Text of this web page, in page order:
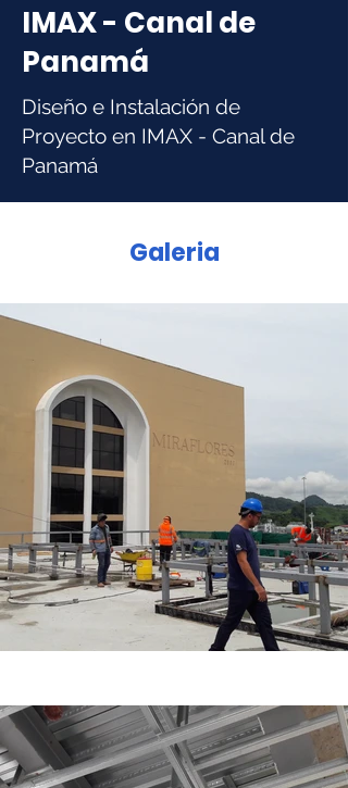
IMAX - Canal de
Panamá
Diseño e Instalación de
Proyecto en IMAX - Canal de
Panamá
Galeria